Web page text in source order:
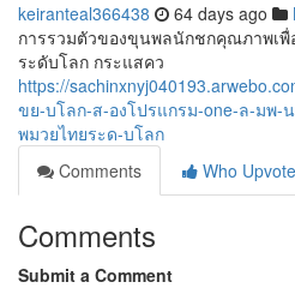
keiranteal366438 64 days ago
การรวมตัวของขุนพลนักชกคุณภาพเ
ระดับโลก กระแสคว
https://
ขย-บโลก-ส-องโปรแกรม-one-ล-มพ-
พมวยไทยระด-บโลก
Comments
Who
Comments
Submit a Comment